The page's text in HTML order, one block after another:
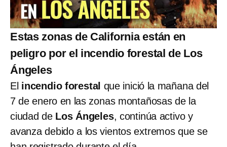
Estas zonas de California están en
peligro por el incendio forestal de Los
Ángeles
El incendio forestal que inició la mañana del
7 de enero en las zonas montañosas de la
ciudad de Los Ángeles, continúa activo y
avanza debido a los vientos extremos que se